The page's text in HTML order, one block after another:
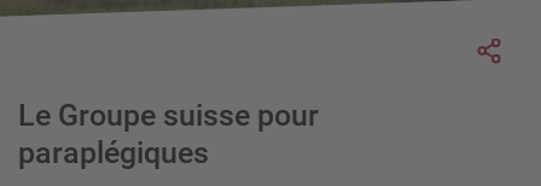
Le Groupe suisse pour
paraplégiques